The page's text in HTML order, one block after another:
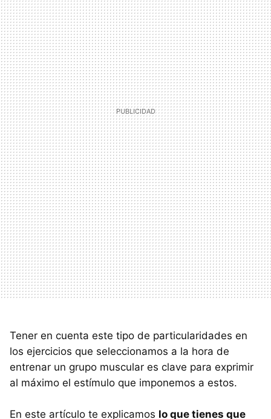
Tener en cuenta este tipo de particularidades en
los ejercicios que seleccionamos a la hora de
entrenar un grupo muscular es clave para exprimir
al máximo el estímulo que imponemos a estos.
En este artículo te explicamos lo que tienes que